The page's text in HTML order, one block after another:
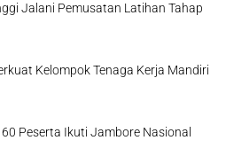
Jalani Pemusatan Latihan Tahap
Kelompok Tenaga Kerja Mandiri
Peserta Ikuti Jambore Nasional